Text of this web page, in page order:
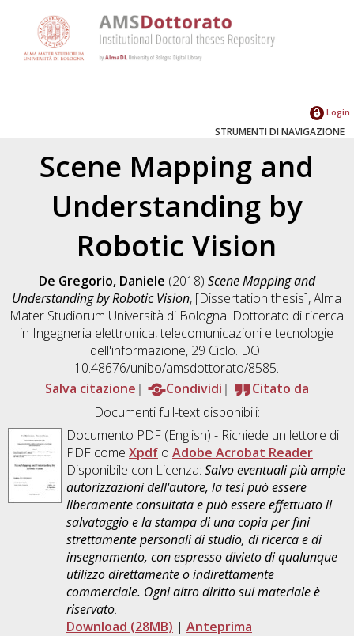
Login
STRUMENTI DI NAVIGAZIONE
Scene Mapping and
Understanding by
Robotic Vision
De Gregorio, Daniele (2018) Scene Mapping and
Understanding by Robotic Vision, [Dissertation thesis], Alma
Mater Studiorum Università di Bologna. Dottorato di ricerca
in Ingegneria elettronica, telecomunicazioni e tecnologie
dell'informazione, 29 Ciclo. DOI
10.48676/unibo/amsdottorato/8585.
Salva citazione
Condividi
Citato da
Documenti full-text disponibili:
Documento PDF(English) - Richiede un lettore di
PDF come Xpdfo Adobe Acrobat Reader
Disponibile con Licenza: Salvo eventuali più ampie
autorizzazioni dell'autore, la tesi può essere
liberamente consultata e può essere effettuato il
salvataggio e la stampa di una copia per fini
strettamente personali di studio, di ricerca e di
insegnamento, con espresso divieto di qualunque
utilizzo direttamente o indirettamente
commerciale. Ogni altro diritto sul materiale è
riservato.
Download (28MB) | Anteprima